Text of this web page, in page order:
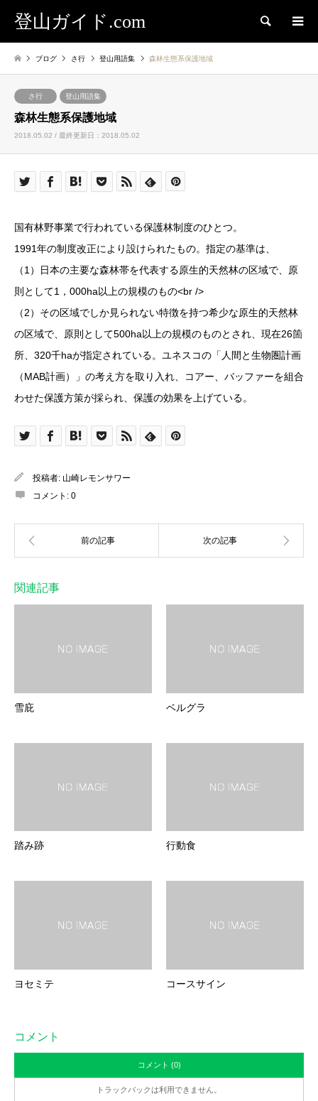
登山ガイド.com 検索
ブログ さ行 登山用語集 森林生態系保護地域
さ行 登山用語集
森林生態系保護地域
2018.05.02 / 最終更新日：2018.05.02
国有林野事業で行われている保護林制度のひとつ。
1991年の制度改正により設けられたもの。指定の基準は、
（1）日本の主要な森林帯を代表する原生的天然林の区域で、原
則として1，000ha以上の規模のもの<br />
（2）その区域でしか見られない特徴を持つ希少な原生的天然林
の区域で、原則として500ha以上の規模のものとされ、現在26箇
所、320千haが指定されている。ユネスコの「人間と生物圏計画
（MAB計画）」の考え方を取り入れ、コアー、バッファーを組合
わせた保護方策が採られ、保護の効果を上げている。
投稿者: 山崎レモンサワー
コメント: 0
関連記事
雪庇 ベルグラ
踏み跡 行動食
ヨセミテ コースサイン
コメント
コメント (0)
トラックバックは利用できません。